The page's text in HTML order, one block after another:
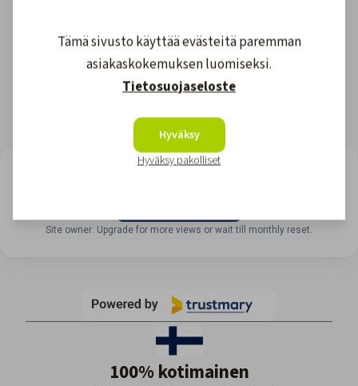
Site owner: Upgrade for more views or wait till monthly reset.
100% kotimainen
Tämä sivusto käyttää evästeitä paremman
asiakaskokemuksen luomiseksi.
Tietosuojaseloste
Hyväksy
Hyväksy pakolliset